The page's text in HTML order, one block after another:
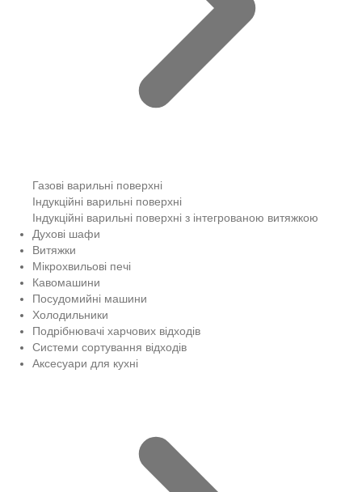
Газові варильні поверхні
Індукційні варильні поверхні
Індукційні варильні поверхні з інтегрованою витяжкою
Духові шафи
Витяжки
Мікрохвильові печі
Кавомашини
Посудомийні машини
Холодильники
Подрібнювачі харчових відходів
Системи сортування відходів
Аксесуари для кухні